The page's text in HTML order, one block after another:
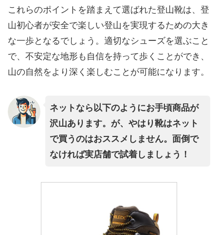
これらのポイントを踏まえて選ばれた登山靴は、登
山初心者が安全で楽しい登山を実現するための大き
な一歩となるでしょう。適切なシューズを選ぶこと
で、不安定な地形も自信を持って歩くことができ、
山の自然をより深く楽しむことが可能になります。
ネットなら以下のようにお手頃商品が
沢山あります。が、やはり靴はネット
で買うのはおススメしません。面倒で
なければ実店舗で試着しましょう！